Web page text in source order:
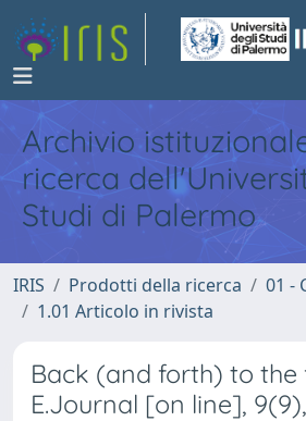
Archivio
ricerca
Studi di Palermo
IRIS Prodotti della ricerca
01 -
1.01 Articolo in rivista
Back (and forth) to the
E.Journal [on line], 9(9),